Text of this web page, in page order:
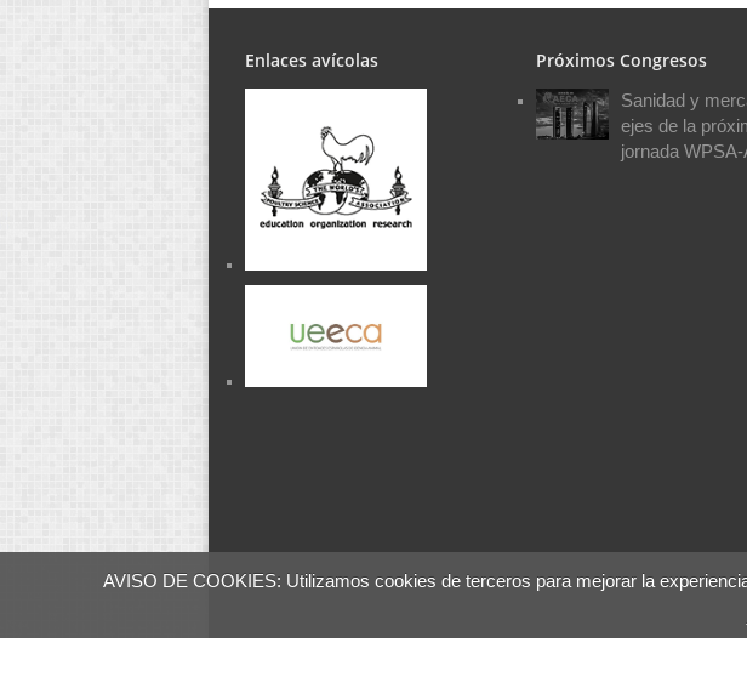
AVISO DE COOKIES: Utilizamos cookies de terceros para mejorar la
Enlaces avícolas Próximos Congresos
Sanidad y
ejes de la
jornada